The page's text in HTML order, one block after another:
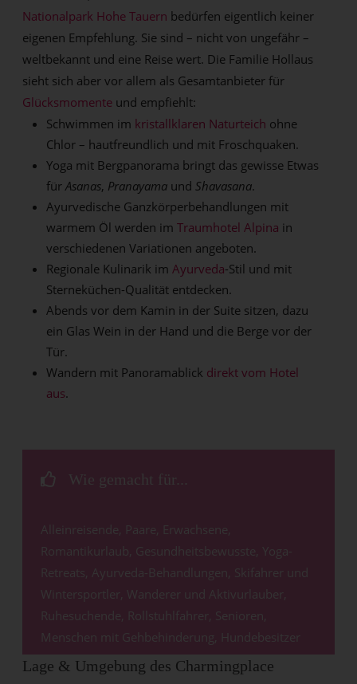
Nationalpark Hohe Tauern bedürfen eigentlich keiner
eigenen Empfehlung. Sie sind – nicht von ungefähr –
weltbekannt und eine Reise wert. Die Familie Hollaus
sieht sich aber vor allem als Gesamtanbieter für
Glücksmomente und empfiehlt:
Schwimmen im kristallklaren Naturteich ohne
Chlor – hautfreundlich und mit Froschquaken.
Yoga mit Bergpanorama bringt das gewisse Etwas
fürAsanas, Pranayama und Shavasana.
Ayurvedische Ganzkörperbehandlungen mit
warmem Öl werden imTraumhotel Alpina in
verschiedenen Variationen angeboten.
Regionale Kulinarik im Ayurveda-Stil und mit
Sterneküchen-Qualität entdecken.
Abends vor dem Kamin in der Suite sitzen, dazu
ein Glas Wein in der Hand und die Berge vor der
Tür.
Wandern mit Panoramablick direkt vom Hotel
aus.
Wie gemacht für...
Alleinreisende, Paare, Erwachsene,
Romantikurlaub, Gesundheitsbewusste, Yoga-
Retreats, Ayurveda-Behandlungen, Skifahrer und
Wintersportler, Wanderer und Aktivurlauber,
Ruhesuchende, Rollstuhlfahrer, Senioren,
Menschen mit Gehbehinderung, Hundebesitzer
Lage & Umgebung des Charmingplace